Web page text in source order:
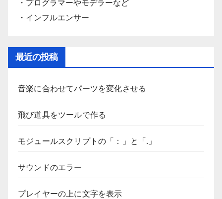
・プログラマーやモデラーなど
・インフルエンサー
最近の投稿
音楽に合わせてパーツを変化させる
飛び道具をツールで作る
モジュールスクリプトの「：」と「.」
サウンドのエラー
プレイヤーの上に文字を表示